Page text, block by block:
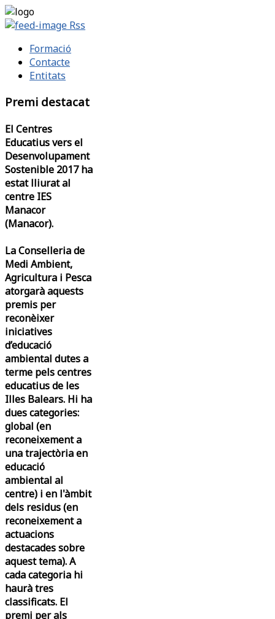
Rss
Formació
Contacte
Entitats
Premi destacat
El Centres
Educatius vers el
Desenvolupament
Sostenible 2017 ha
estat lliurat al
centre IES
Manacor
(Manacor).
La Conselleria de
Medi Ambient,
Agricultura i Pesca
atorgarà aquests
premis per
reconèixer
iniciatives
d’educació
ambiental dutes a
terme pels centres
educatius de les
Illes Balears. Hi ha
dues categories:
global (en
reconeixement a
una trajectòria en
educació
ambiental al
centre) i en l'àmbit
dels residus (en
reconeixement a
actuacions
destacades sobre
aquest tema). A
cada categoria hi
haurà tres
classificats. El
premi per als